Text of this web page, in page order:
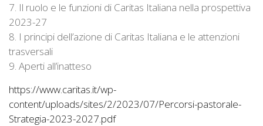
7. Il ruolo e le funzioni di Caritas Italiana nella prospettiva
2023-27
8. I principi dell’azione di Caritas Italiana e le attenzioni
trasversali
9. Aperti all’inatteso
https://www.caritas.it/wp-
content/uploads/sites/2/2023/07/Percorsi-pastorale-
Strategia-2023-2027.pdf